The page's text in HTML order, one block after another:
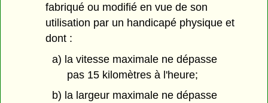
fabriqué ou modifié en vue de son
utilisation par un handicapé physique et
dont :
a) la vitesse maximale ne dépasse
pas 15 kilomètres à l'heure;
b) la largeur maximale ne dépasse